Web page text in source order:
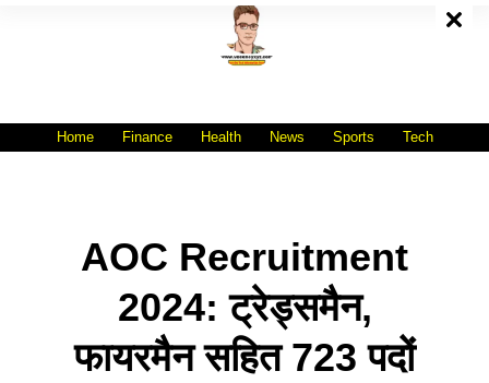
Home Finance Health News Sports Tech
AOC Recruitment
2024: ट्रेड्समैन,
फायरमैन सहित 723 पदों